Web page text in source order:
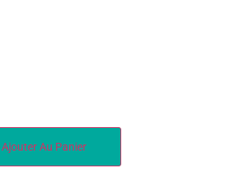
Ajouter Au Panier